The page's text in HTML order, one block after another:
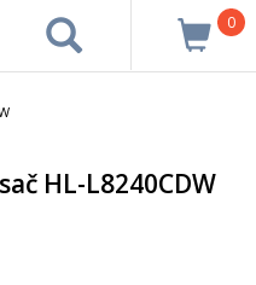
0
HL-L8240CDW